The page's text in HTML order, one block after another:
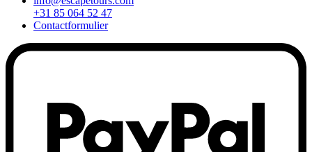
+31 85 064 52 47
Contactformulier